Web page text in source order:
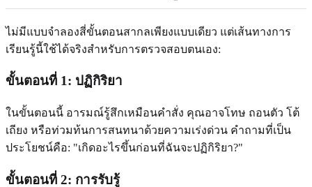
ไม่มีแบบจำลองสี่ขั้นตอนสากลเพียงแบบเดียว แต่เส้นทางการ
เรียนรู้นี้ใช้ได้จริงสำหรับการตรวจสอบตนเอง:
ขั้นตอนที่ 1: ปฏิกิริยา
ในขั้นตอนนี้ อารมณ์รู้สึกเหมือนคำสั่ง คุณอาจโทษ ถอนตัว โต้
เถียง หรือท่วมท้นการสนทนาด้วยความเร่งด่วน คำถามที่เป็น
ประโยชน์คือ: "เกิดอะไรขึ้นก่อนที่ฉันจะปฏิกิริยา?"
ขั้นตอนที่ 2: การรับรู้